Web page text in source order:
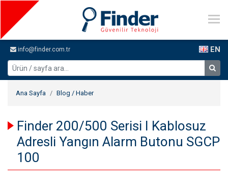
info@finder.com.tr EN
Ana Sayfa Blog / Haber
Finder 200/500 Serisi I Kablosuz
Adresli Yangın Alarm Butonu SGCP
100